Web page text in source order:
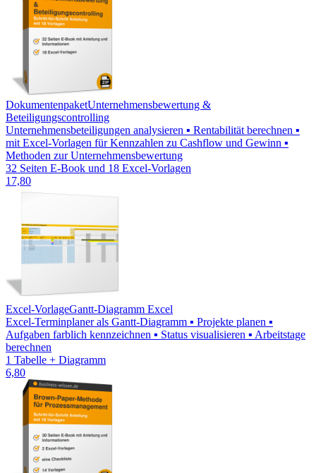
DokumentenpaketUnternehmensbewertung &
Beteiligungscontrolling
Unternehmensbeteiligungen analysieren ▪ Rentabilität berechnen ▪
mit Excel-Vorlagen für Kennzahlen zu Cashflow und Gewinn ▪
Methoden zur Unternehmensbewertung
32 Seiten E-Book und 18 Excel-Vorlagen
17,80
Excel-VorlageGantt-Diagramm Excel
Excel-Terminplaner als Gantt-Diagramm ▪ Projekte planen ▪
Aufgaben farblich kennzeichnen ▪ Status visualisieren ▪ Arbeitstage
berechnen
1 Tabelle + Diagramm
6,80